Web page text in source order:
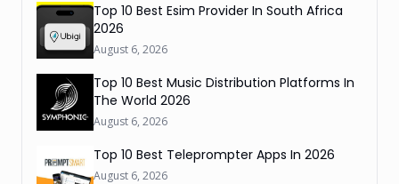
Top 10 Best Esim Provider In South Africa
2026
August 6, 2026
Top 10 Best Music Distribution Platforms In
The World 2026
August 6, 2026
Top 10 Best Teleprompter Apps In 2026
August 6, 2026